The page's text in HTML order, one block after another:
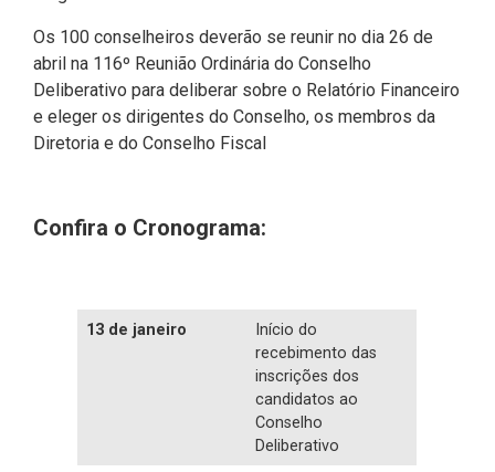
Os 100 conselheiros deverão se reunir no dia 26 de
abril na 116º Reunião Ordinária do Conselho
Deliberativo para deliberar sobre o Relatório Financeiro
e eleger os dirigentes do Conselho, os membros da
Diretoria e do Conselho Fiscal
Confira o Cronograma:
13 de janeiro
Início do
recebimento das
inscrições dos
candidatos ao
Conselho
Deliberativo